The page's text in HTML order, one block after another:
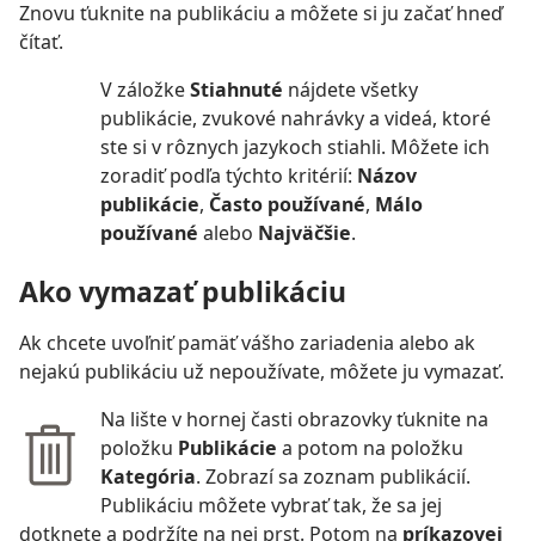
Znovu ťuknite na publikáciu a môžete si ju začať hneď
čítať.
V záložkeStiahnuté nájdete všetky
publikácie, zvukové nahrávky a videá, ktoré
ste si v rôznych jazykoch stiahli. Môžete ich
zoradiť podľa týchto kritérií: Názov
publikácie, Často používané, Málo
používané alebo Najväčšie.
Ako vymazať publikáciu
Ak chcete uvoľniť pamäť vášho zariadenia alebo ak
nejakú publikáciu už nepoužívate, môžete ju vymazať.
Na lište v hornej časti obrazovky ťuknite na
položku Publikácie a potom na položku
Kategória. Zobrazí sa zoznam publikácií.
Publikáciu môžete vybrať tak, že sa jej
dotknete a podržíte na nej prst. Potom na príkazovej